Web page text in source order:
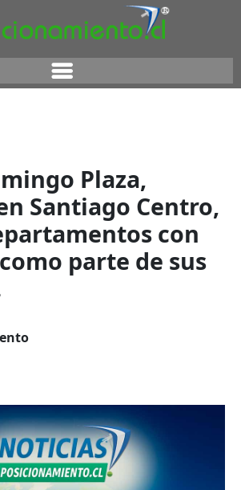
Plaza,
Santiago Centro,
con
parte de sus